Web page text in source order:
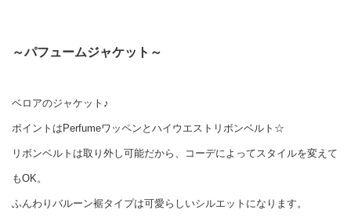
～パフュームジャケット～
ベロアのジャケット♪
ポイントはPerfumeワッペンとハイウエストリボンベルト☆
リボンベルトは取り外し可能だから、コーデによってスタイルを変えて
もOK。
ふんわりバルーン裾タイプは可愛らしいシルエットになります。